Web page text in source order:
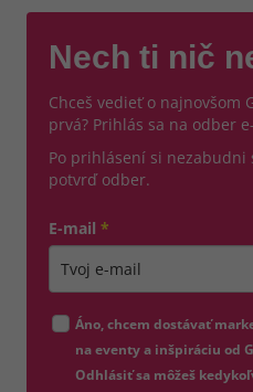
Nech ti nič
Chceš vedieť o najnovšom
prvá? Prihlás sa na odber
Po prihlásení si
potvrď odber.
E-mail *
Áno, chcem dostávať
na eventy a inšpiráciu od
Odhlásiť sa môžeš